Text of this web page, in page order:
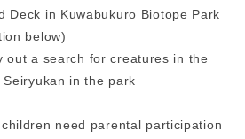
Deck in Kuwabukuro Biotope Park
below)
out a search for creatures in the
in the park
need parental participation